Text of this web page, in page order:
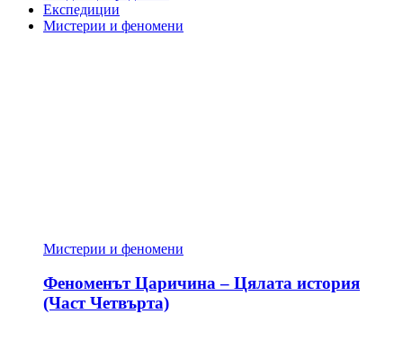
Експедиции
Мистерии и феномени
Мистерии и феномени
Феноменът Царичина – Цялата история
(Част Четвърта)